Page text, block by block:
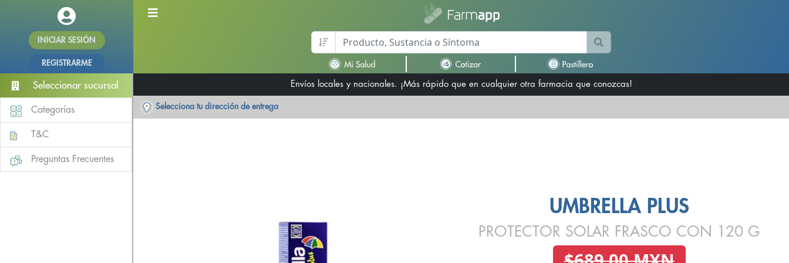
INICIAR SESIÓN
REGISTRARME
Seleccionar sucursal
Categorías
T&C
Preguntas Frecuentes
Envíos locales y nacionales. ¡Más rápido que en cualquier otra farmacia que conozcas!
Selecciona tu dirección de entrega
UMBRELLA PLUS
PROTECTOR SOLAR FRASCO CON 120 G